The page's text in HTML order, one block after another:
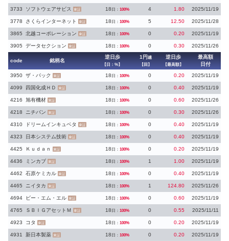
3733 ソフトウェアサビス 東証 18 日： 100% 4 1.80 2025/11/19
3778 さくらインターネット 東証 18 日： 100% 5 12.50 2025/11/28
3865 北越コーポレーション 東証 18 日： 100% 0 0.20 2025/11/19
3905 データセクション 東証 18 日： 100% 0 0.30 2025/11/26
code 銘柄名
逆日歩
【日：%】
1円 越
【回】
逆日歩
【最高額】
最高額
日付
3950 ザ・パック 東証 18 日： 100% 0 0.20 2025/11/19
4099 四国化成ＨＤ 東証 18 日： 100% 0 0.40 2025/11/19
4216 旭有機材 東証 18 日： 100% 0 0.60 2025/11/26
4218 ニチバン 東証 18 日： 100% 0 0.30 2025/11/26
4310 ドリームインキュベタ 東証 18 日： 100% 0 0.40 2025/11/19
4323 日本システム技術 東証 18 日： 100% 0 0.40 2025/11/19
4425 Ｋｕｄａｎ 東証 18 日： 100% 0 0.20 2025/11/19
4436 ミンカブ 東証 18 日： 100% 1 1.00 2025/11/19
4462 石原ケミカル 東証 18 日： 100% 0 0.40 2025/11/19
4465 ニイタカ 東証 18 日： 100% 1 124.80 2025/11/26
4694 ビー・エム・エル 東証 18 日： 100% 0 0.60 2025/11/19
4765 ＳＢＩＧアセットＭ 東証 18 日： 100% 0 0.55 2025/11/11
4923 コタ 東証 18 日： 100% 0 0.20 2025/11/19
4931 新日本製薬 東証 18 日： 100% 0 0.20 2025/11/19